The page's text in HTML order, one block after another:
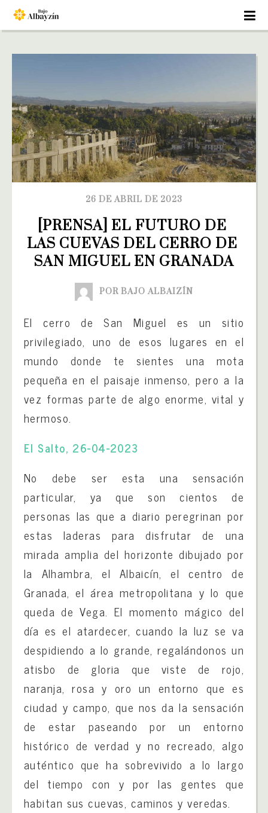
26 DE ABRIL DE 2023
[PRENSA] EL FUTURO DE
LAS CUEVAS DEL CERRO DE
SAN MIGUEL EN GRANADA
POR BAJO ALBAIZÍN
El cerro de San Miguel es un sitio
privilegiado, uno de esos lugares en el
mundo donde te sientes una mota
pequeña en el paisaje inmenso, pero a la
vez formas parte de algo enorme, vital y
hermoso.
El Salto, 26-04-2023
No debe ser esta una sensación
particular, ya que son cientos de
personas las que a diario peregrinan por
estas laderas para disfrutar de una
mirada amplia del horizonte dibujado por
la Alhambra, el Albaicín, el centro de
Granada, el área metropolitana y lo que
queda de Vega. El momento mágico del
día es el atardecer, cuando la luz se va
despidiendo a lo grande, regalándonos un
atisbo de gloria que viste de rojo,
naranja, rosa y oro un entorno que es
ciudad y campo, que nos da la sensación
de estar paseando por un entorno
histórico de verdad y no recreado, algo
auténtico que ha sobrevivido a lo largo
del tiempo con y por las gentes que
habitan sus cuevas, caminos y veredas.